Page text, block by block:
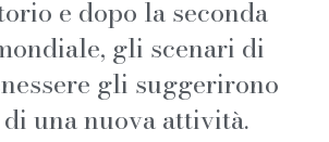
e dopo la seconda
gli scenari di
gli suggerirono
di una nuova attività.